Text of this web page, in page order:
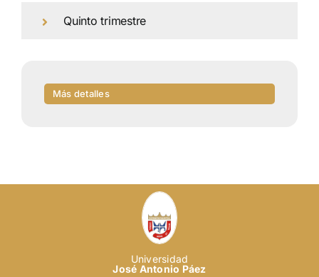
Quinto trimestre
Más detalles
Universidad
José Antonio Páez